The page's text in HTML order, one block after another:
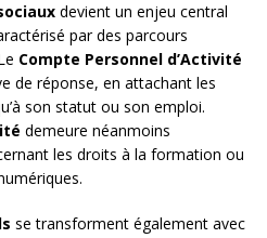
devient un enjeu central
par des parcours
Compte Personnel d’Activité
de réponse, en attachant les
son statut ou son emploi.
demeure néanmoins
les droits à la formation ou
se transforment également avec